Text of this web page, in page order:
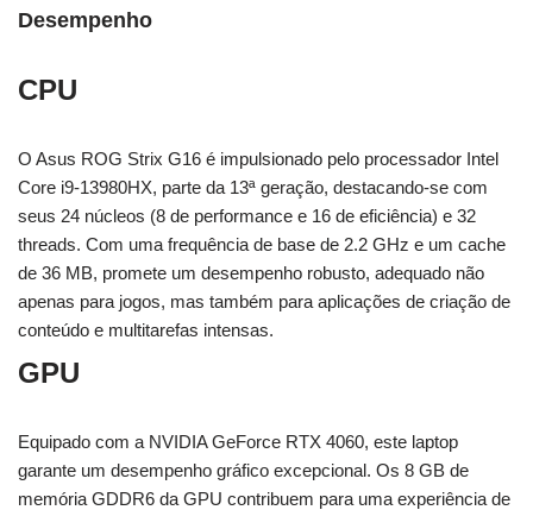
Desempenho
CPU
O Asus ROG Strix G16 é impulsionado pelo processador Intel
Core i9-13980HX, parte da 13ª geração, destacando-se com
seus 24 núcleos (8 de performance e 16 de eficiência) e 32
threads. Com uma frequência de base de 2.2 GHz e um cache
de 36 MB, promete um desempenho robusto, adequado não
apenas para jogos, mas também para aplicações de criação de
conteúdo e multitarefas intensas.
GPU
Equipado com a NVIDIA GeForce RTX 4060, este laptop
garante um desempenho gráfico excepcional. Os 8 GB de
memória GDDR6 da GPU contribuem para uma experiência de